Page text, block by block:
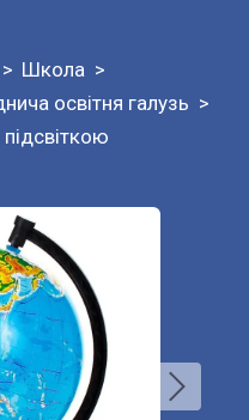
Школа
освітня галузь